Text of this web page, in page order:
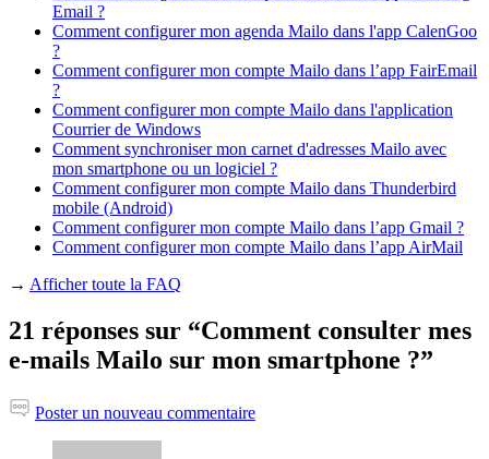
Email ?
Comment configurer mon agenda Mailo dans l'app CalenGoo
?
Comment configurer mon compte Mailo dans l’app FairEmail
?
Comment configurer mon compte Mailo dans l'application
Courrier de Windows
Comment synchroniser mon carnet d'adresses Mailo avec
mon smartphone ou un logiciel ?
Comment configurer mon compte Mailo dans Thunderbird
mobile (Android)
Comment configurer mon compte Mailo dans l’app Gmail ?
Comment configurer mon compte Mailo dans l’app AirMail
→ Afficher toute la FAQ
21 réponses sur “Comment consulter mes
e-mails Mailo sur mon smartphone ?”
Poster un nouveau commentaire